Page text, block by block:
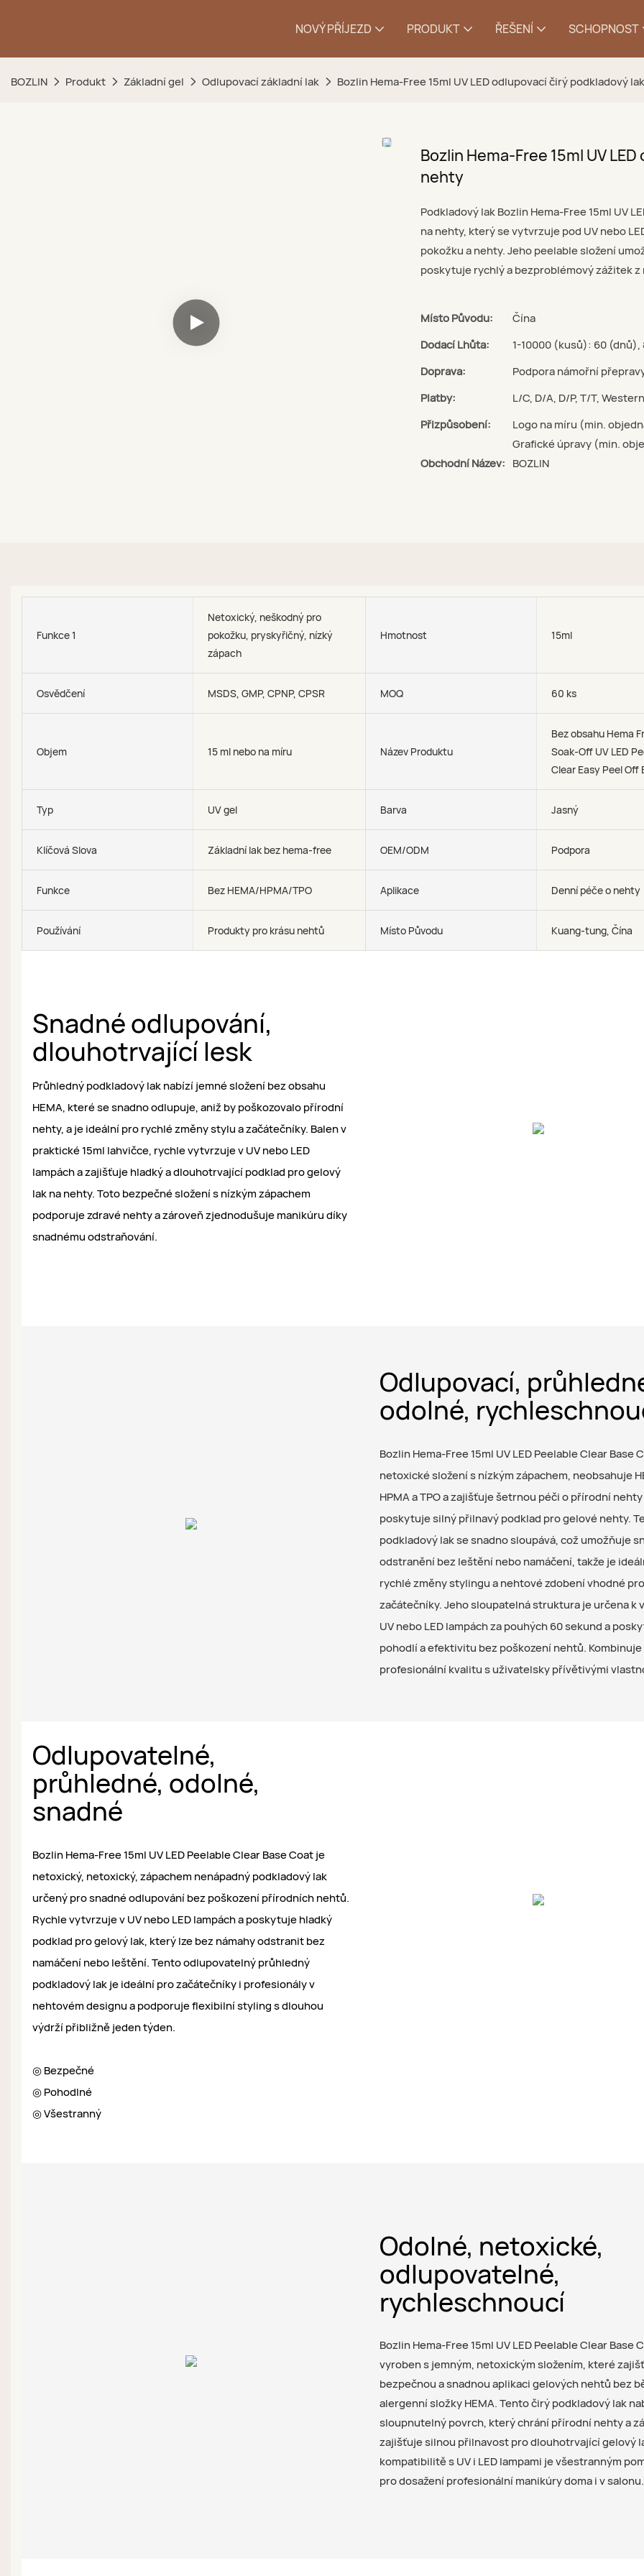
NOVÝ PŘÍJEZD PRODUKT ŘEŠENÍ SCHOPNOST
BOZLIN Produkt Základní gel Odlupovací základní lak Bozlin Hema-Free 15ml UV LED odlupovací čirý podkladový
Bozlin Hema-Free 15ml UV
nehty
Podkladový lak Bozlin Hema-Free 15ml UV
na nehty, který se vytvrzuje pod UV nebo
pokožku a nehty. Jeho peelable složení
poskytuje rychlý a bezproblémový zážitek z
Místo Původu:
Čína
Dodací Lhůta:
1-10000 (kusů): 60
Doprava:
Podpora námořní
Platby:
L/C, D/A, D/P, T/T,
Přizpůsobení:
Logo na míru (min.
Grafické úpravy (min.
Obchodní Název: BOZLIN
Funkce 1
Netoxický, neškodný pro
pokožku, pryskyřičný, nízký
zápach
Hmotnost 15ml
Osvědčení MSDS, GMP, CPNP, CPSR MOQ 60 ks
Objem 15 ml nebo na míru Název Produktu
Bez obsahu Hema
Soak-Off UV LED
Clear Easy Peel Off
Typ UV gel Barva Jasný
Klíčová Slova Základní lak bez hema-free OEM/ODM Podpora
Funkce Bez HEMA/HPMA/TPO Aplikace Denní péče o nehty
Používání Produkty pro krásu nehtů Místo Původu Kuang-tung, Čína
Snadné odlupování,
dlouhotrvající lesk
Průhledný podkladový lak nabízí jemné složení bez obsahu
HEMA, které se snadno odlupuje, aniž by poškozovalo přírodní
nehty, a je ideální pro rychlé změny stylu a začátečníky. Balen v
praktické 15ml lahvičce, rychle vytvrzuje v UV nebo LED
lampách a zajišťuje hladký a dlouhotrvající podklad pro gelový
lak na nehty. Toto bezpečné složení s nízkým zápachem
podporuje zdravé nehty a zároveň zjednodušuje manikúru díky
snadnému odstraňování.
Odlupovací,
odolné,
Bozlin Hema-Free 15ml UV LED Peelable Clear Base
netoxické složení s nízkým zápachem, neobsahuje
HPMA a TPO a zajišťuje šetrnou péči o přírodní
poskytuje silný přilnavý podklad pro gelové nehty.
podkladový lak se snadno sloupává, což umožňuje
odstranění bez leštění nebo namáčení, takže je
rychlé změny stylingu a nehtové zdobení vhodné pro
začátečníky. Jeho sloupatelná struktura je určena k
UV nebo LED lampách za pouhých 60 sekund a
pohodlí a efektivitu bez poškození nehtů. Kombinuje
profesionální kvalitu s uživatelsky přívětivými
Odlupovatelné,
průhledné, odolné,
snadné
Bozlin Hema-Free 15ml UV LED Peelable Clear Base Coat je
netoxický, netoxický, zápachem nenápadný podkladový lak
určený pro snadné odlupování bez poškození přírodních nehtů.
Rychle vytvrzuje v UV nebo LED lampách a poskytuje hladký
podklad pro gelový lak, který lze bez námahy odstranit bez
namáčení nebo leštění. Tento odlupovatelný průhledný
podkladový lak je ideální pro začátečníky i profesionály v
nehtovém designu a podporuje flexibilní styling s dlouhou
výdrží přibližně jeden týden.
◎ Bezpečné
◎ Pohodlné
◎ Všestranný
Odolné, netoxické,
odlupovatelné,
rychleschnoucí
Bozlin Hema-Free 15ml UV LED Peelable Clear Base
vyroben s jemným, netoxickým složením, které
bezpečnou a snadnou aplikaci gelových nehtů bez
alergenní složky HEMA. Tento čirý podkladový lak
sloupnutelný povrch, který chrání přírodní nehty a
zajišťuje silnou přilnavost pro dlouhotrvající gelový
kompatibilitě s UV i LED lampami je všestranným
pro dosažení profesionální manikúry doma i v salonu.